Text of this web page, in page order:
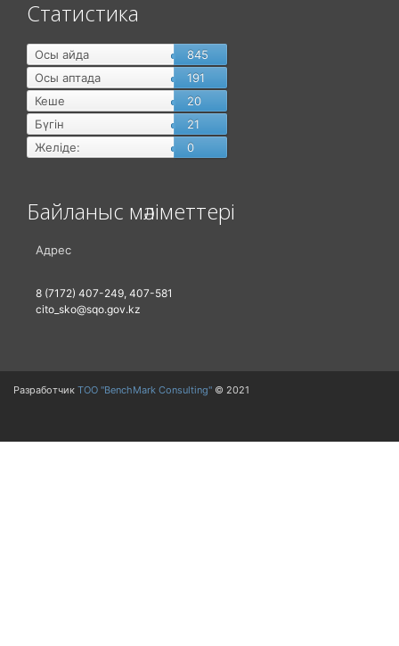
Статистика
Осы айда
845
Осы аптада
191
Кеше
20
Бүгін
21
Желіде:
0
Байланыс мәліметтері
Адрес
8 (7172) 407-249, 407-581
cito_sko@sqo.gov.kz
Разработчик ТОО "BenchMark Consulting" © 2021